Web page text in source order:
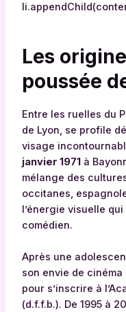
Les
poussée
Entre les ruelles du
de Lyon, se profile
visage
janvier 1971à
mélange des
occitanes,
l’énergie visuelle
comédien.
Après une
son envie de
pour s’inscrire à
(d.f.f.b.). De 1995 à